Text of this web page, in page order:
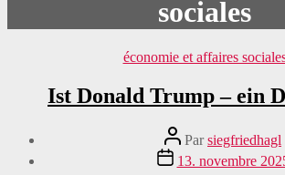
sociales
Catégories
économie et affaires
Ist Donald Trump – ein
Auteur
du
message
Parsiegfriedhagl
Date13. novembre